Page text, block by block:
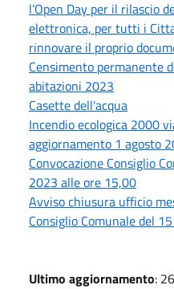
l’Open Day per il rilascio
elettronica, per tutti i
rinnovare il proprio
Censimento permanente
abitazioni 2023
Casette dell'acqua
Incendio ecologica 2000
aggiornamento 1 agosto
Convocazione Consiglio
2023 alle ore 15,00
Avviso chiusura ufficio
Consiglio Comunale del
Ultimo aggiornamento: